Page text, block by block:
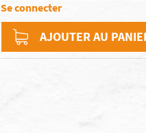
Se connecter
AJOUTER AU